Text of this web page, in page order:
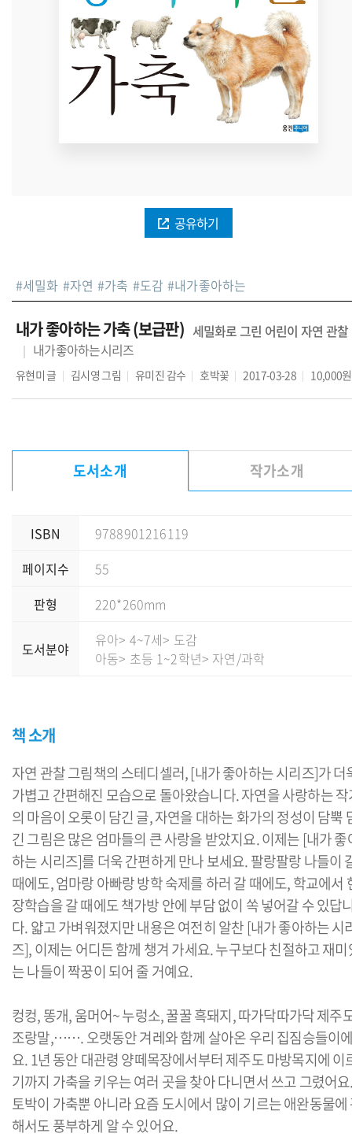
공유하기
#세밀화 #자연 #가축 #도감 #내가좋아하는
내가 좋아하는 가축 (보급판) 세밀화로 그린 어린이 자연 관찰
내가좋아하는시리즈
유현미 글 김시영 그림 유미진 감수 호박꽃 2017-03-28 10,000원
도서소개 작가소개
ISBN
9788901216119
페이지수
55
판형
220*260mm
도서분야 유아> 4~7세> 도감
아동> 초등 1~2학년> 자연/과학
책 소개
자연 관찰 그림책의 스테디셀러, [내가 좋아하는 시리즈]가 더
가볍고 간편해진 모습으로 돌아왔습니다. 자연을 사랑하는
의 마음이 오롯이 담긴 글, 자연을 대하는 화가의 정성이 담뿍
긴 그림은 많은 엄마들의 큰 사랑을 받았지요. 이제는 [내가 좋
하는 시리즈]를 더욱 간편하게 만나 보세요. 팔랑팔랑 나들이
때에도, 엄마랑 아빠랑 방학 숙제를 하러 갈 때에도, 학교에서
장학습을 갈 때에도 책가방 안에 부담 없이 쏙 넣어갈 수 있답
다. 얇고 가벼워졌지만 내용은 여전히 알찬 [내가 좋아하는 시
즈], 이제는 어디든 함께 챙겨 가세요. 누구보다 친절하고 재미
는 나들이 짝꿍이 되어 줄 거예요.
컹컹, 똥개, 움머어~ 누렁소, 꿀꿀 흑돼지, 따가닥따가닥 제주
조랑말,……. 오랫동안 겨레와 함께 살아온 우리 집짐승들이
요. 1년 동안 대관령 양떼목장에서부터 제주도 마방목지에 이
기까지 가축을 키우는 여러 곳을 찾아 다니면서 쓰고 그렸어
토박이 가축뿐 아니라 요즘 도시에서 많이 기르는 애완동물에
해서도 풍부하게 알 수 있어요.